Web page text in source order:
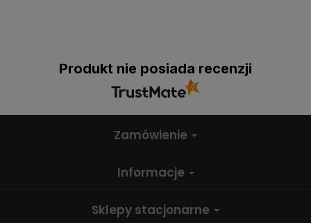
Produkt nie posiada recenzji
Zamówienie
Informacje
Sklepy stacjonarne